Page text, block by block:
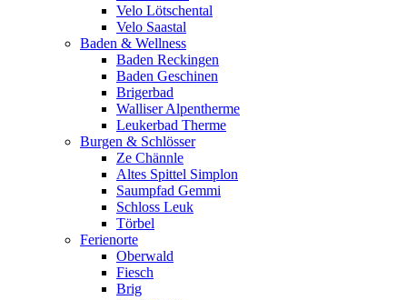
Velo Lötschental
Velo Saastal
Baden & Wellness
Baden Reckingen
Baden Geschinen
Brigerbad
Walliser Alpentherme
Leukerbad Therme
Burgen & Schlösser
Ze Chännle
Altes Spittel Simplon
Saumpfad Gemmi
Schloss Leuk
Törbel
Ferienorte
Oberwald
Fiesch
Brig